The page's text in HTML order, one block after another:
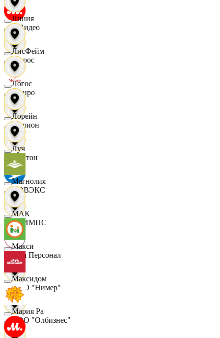
МВидео
Мирос
Монро
Морион
Мултон
НОВЭКС
ОЛИМПС
Ваш Персонал
ООО "Нимер"
ООО "Олбизнес"
Линия
ЛисФейм
Логос
Лорейн
Луч
Магнолия
МАК
Макси
Максидом
Мария Ра